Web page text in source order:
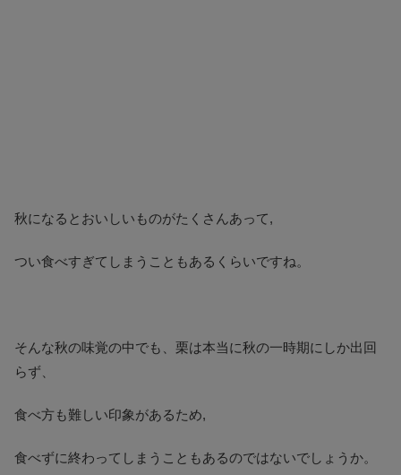
秋になるとおいしいものがたくさんあって,
つい食べすぎてしまうこともあるくらいですね。
そんな秋の味覚の中でも、栗は本当に秋の一時期にしか出回
らず、
食べ方も難しい印象があるため,
食べずに終わってしまうこともあるのではないでしょうか。